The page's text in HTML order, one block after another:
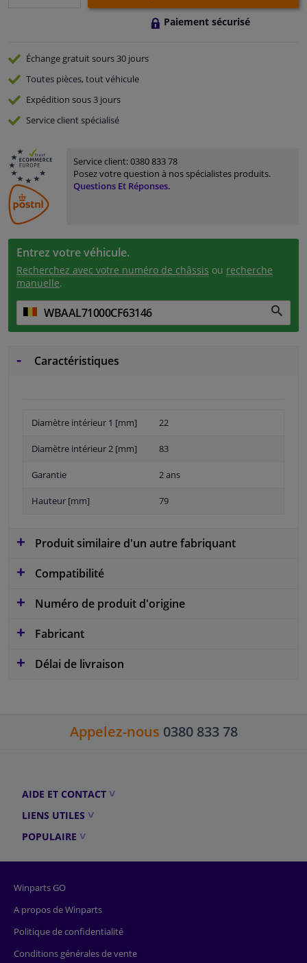
Paiement sécurisé
Échange gratuitsours 30 jours
Toutes pièces, tout véhicule
Expédition sous 3 jours
Serviceclient spécialisé
Service client:0380 833 78
Posez votre question à nos spécialistes produits.
Questions Et Réponses.
Entrez votre véhicule.
Recherchez avec votre numéro de châssis ou recherche
manuelle.
Caractéristiques
Diamètre intérieur 1 [mm] 22
Diamètre intérieur 2 [mm] 83
Garantie 2 ans
Hauteur [mm] 79
Produit similaire d'un autre fabriquant
Compatibilité
Numéro de produit d'origine
Fabricant
Délai de livraison
Appelez-nous 0380 833 78
AIDE ET CONTACT
LIENS UTILES
POPULAIRE
Winparts GO
A propos de Winparts
Politique de confidentialité
Conditions générales de vente